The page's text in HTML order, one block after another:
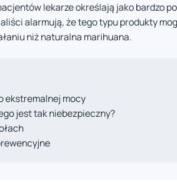
lekarze określają jako bardzo
alarmują, że tego typu produkty
niż naturalna marihuana.
ekstremalnej mocy
jest tak niebezpieczny?